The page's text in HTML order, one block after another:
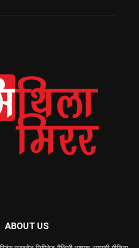
ABOUT US